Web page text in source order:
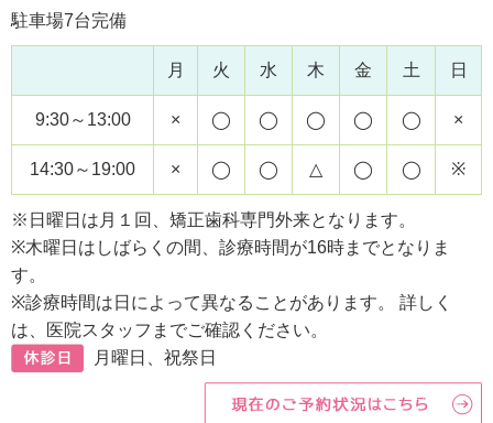
駐車場7台完備
月 火 水 木 金 土 日
9:30～13:00 × ◯ ◯ ◯ ◯ ◯ ×
14:30～19:00 × ◯ ◯ △ ◯ ◯ ※
※日曜日は月１回、矯正歯科専門外来となります。
※木曜日はしばらくの間、診療時間が16時までとなりま
す。
※診療時間は日によって異なることがあります。 詳しく
は、医院スタッフまでご確認ください。
月曜日、祝祭日